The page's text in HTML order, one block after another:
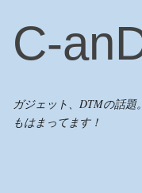
C-
ガジェット、DTMの話
もはまってます！